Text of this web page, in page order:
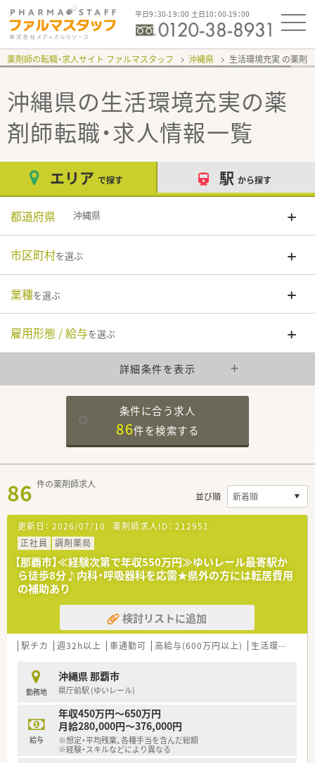
平日9：30-19：00 土日10：00-19：00
薬剤師の転職・求人サイト ファルマスタッフ 沖縄県 生活環境充実
沖縄県の生活環境充実の薬
剤師転職・求人情報一覧
エリア で探す 駅 から探す
都道府県 沖縄県
市区町村を選ぶ
業種を選ぶ
雇用形態 / 給与を選ぶ
詳細条件を表示
条件に合う求人
86件を検索する
86 件の薬剤師求人
並び順
更新日： 2026/07/10 薬剤師求人ID： 212951
正社員
調剤薬局
【那覇市】≪経験次第で年収550万円≫ゆいレール最寄駅か
ら徒歩8分♪内科・呼吸器科を応需★県外の方には転居費用
の補助あり
検討リストに追加
駅チカ 週32h以上 車通勤可 高給与(600万円以上) 生活環境充実
勤務地
沖縄県 那覇市
県庁前駅 (ゆいレール)
給与
年収450万円～650万円
月給280,000円～376,000円
※想定・平均残業、各種手当を含んだ総額
※経験・スキルなどにより異なる